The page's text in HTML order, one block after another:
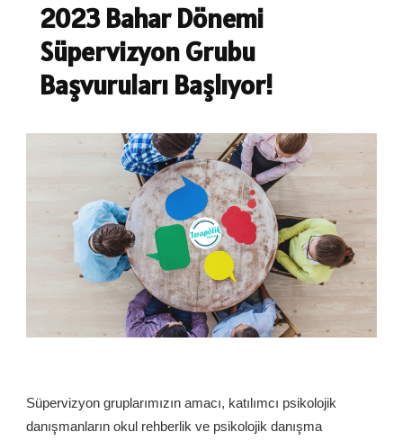
2023 Bahar Dönemi
Süpervizyon Grubu
Başvuruları Başlıyor!
Süpervizyon gruplarımızın amacı, katılımcı psikolojik
danışmanların okul rehberlik ve psikolojik danışma